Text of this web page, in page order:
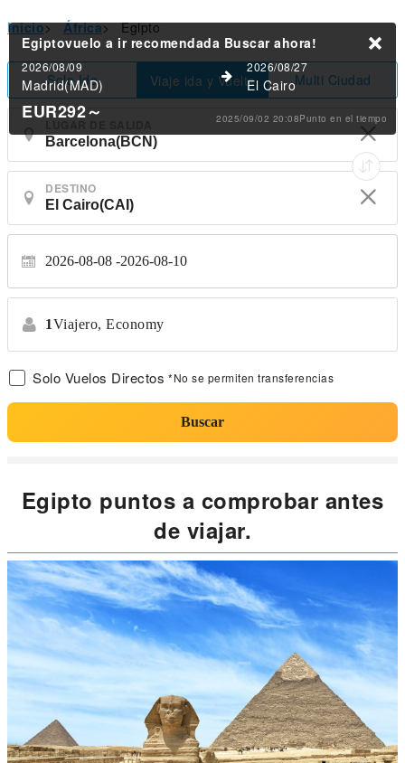
Inicio> África> Egipto
Solo Ida Viaje ida y Vuelta Multi Ciudad
DESTINO
2026-08-08 2026-08-10
1Viajero, Economy
Solo Vuelos Directos *No se permiten transferencias
Buscar
Egiptovuelo a ir recomendada Buscar ahora!
2026/08/09
Madrid(MAD)
2026/08/27
El Cairo
EUR292～ 2025/09/02 20:08Punto en el tiempo
Egipto puntos a comprobar antes
de viajar.